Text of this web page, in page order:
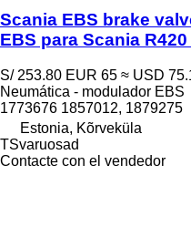
Scania EBS brake
EBS para Scania
S/ 253.80 EUR 65 ≈ USD
Neumática - modulador EBS
1773676 1857012, 1879275
Estonia, Kõrveküla
TSvaruosad
Contacte con el vendedor